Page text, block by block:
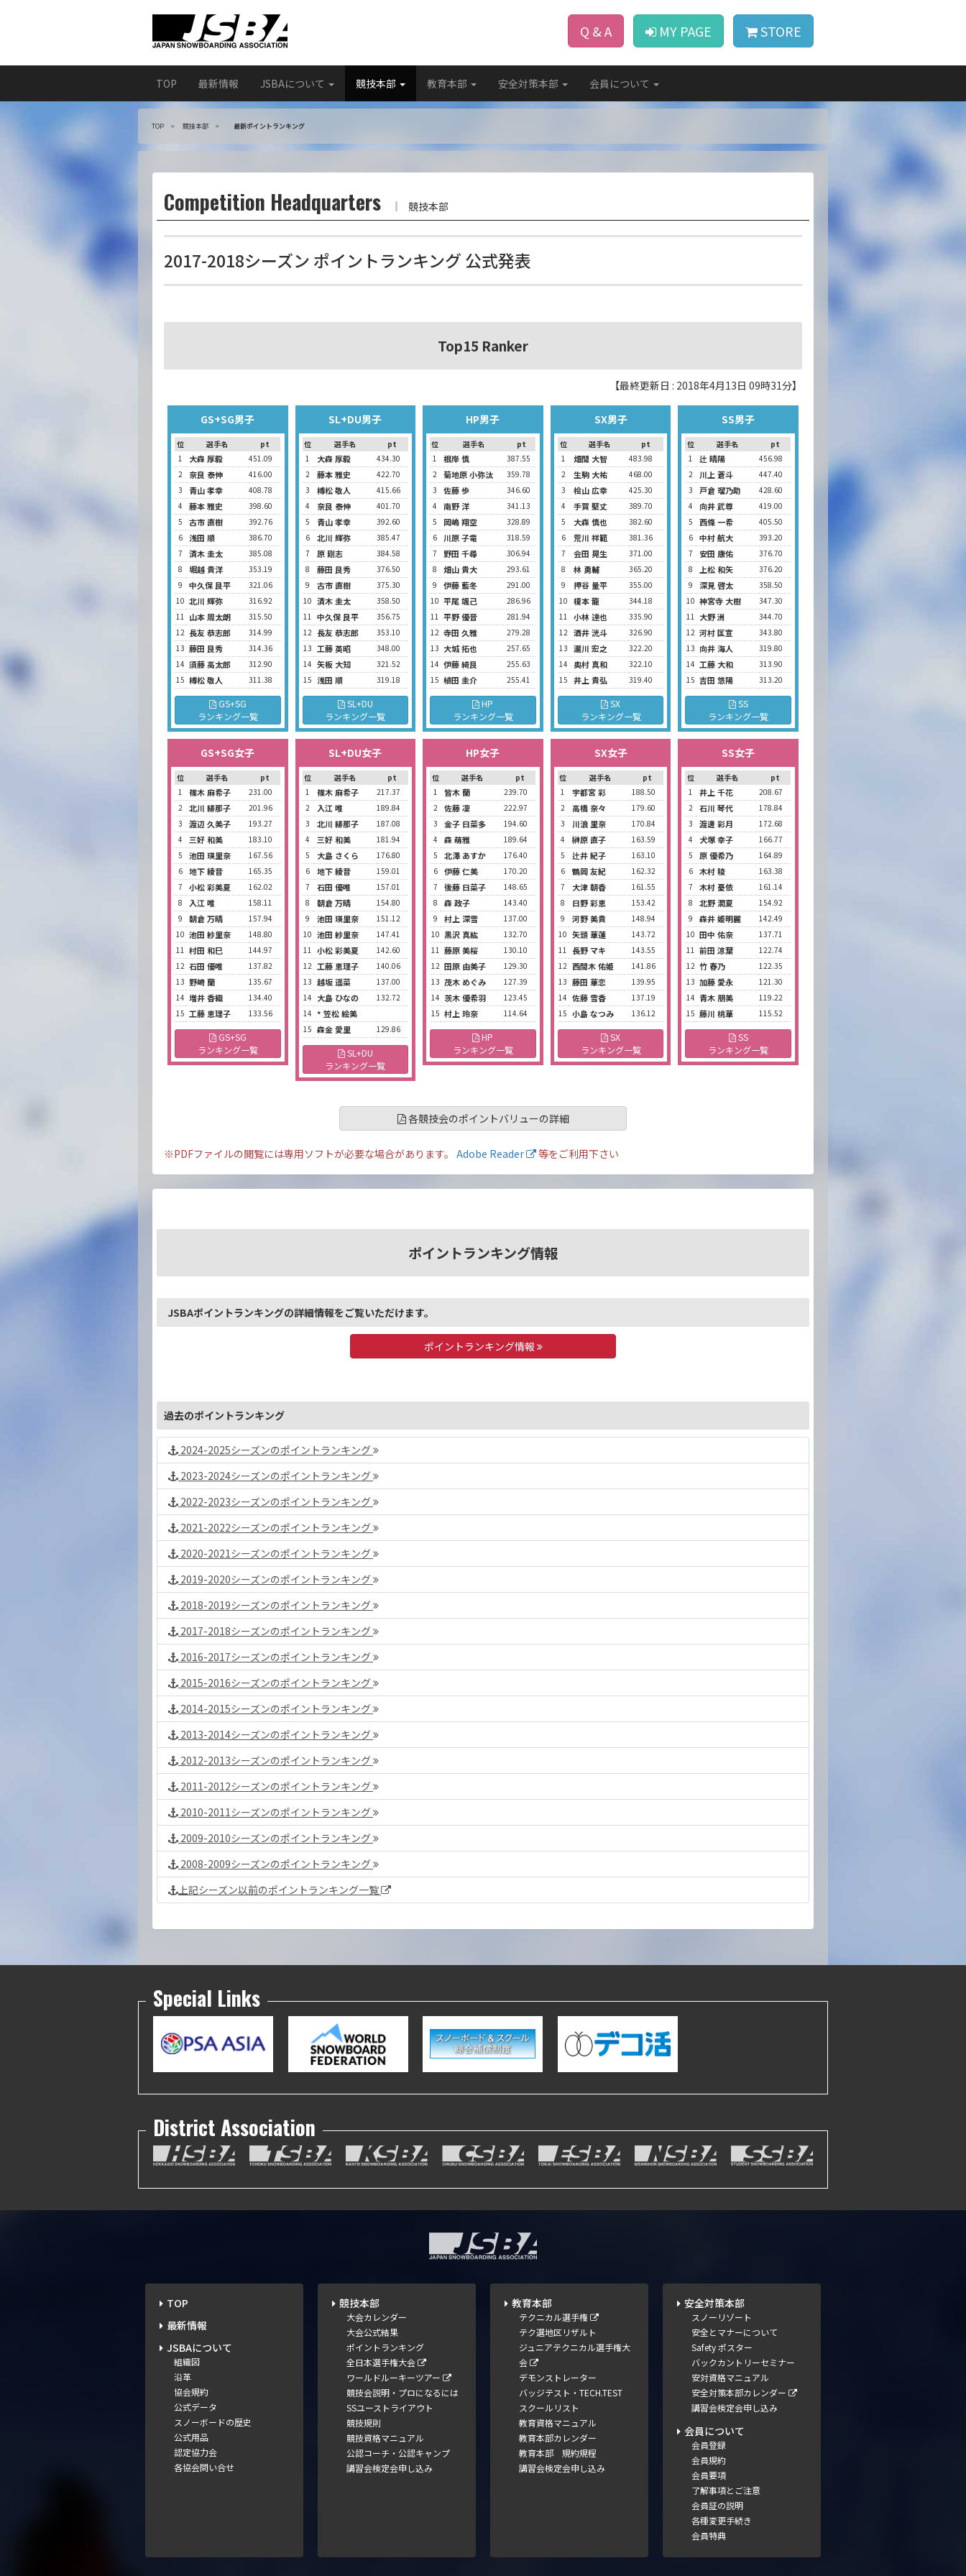
Q & A MY PAGE STORE
TOP 最新情報 JSBAについて 競技本部 教育本部 安全対策本部 会員について
TOP 競技本部 最新ポイントランキング
Competition Headquarters 競技本部
2017-2018シーズン ポイントランキング 公式発表
Top15 Ranker
【最終更新日 : 2018年4月13日 09時31分】
GS+SG男子
位 選手名
pt
1
大森 厚毅
451.09
2
奈良 泰伸
416.00
3
青山 孝幸
408.78
4
藤本 雅史
398.60
5
古市 直樹
392.76
6
浅田 順
386.70
7
済木 圭太
385.08
8
堀越 貴洋
353.19
9
中久保 良平
321.06
10 北川 輝弥
316.92
11 山本 周太朗
315.50
12 長友 恭志郎
314.99
13 藤田 良秀
314.36
14 須藤 高太郎
312.90
15 榑松 敬人 311.38
GS+SG
ランキング一覧
SL+DU男子
位 選手名
pt
1
大森 厚毅
434.30
2
藤本 雅史
422.70
3
榑松 敬人
415.66
4
奈良 泰伸
401.70
5
青山 孝幸
392.60
6
北川 輝弥
385.47
7
原 剛志
384.58
8
藤田 良秀
376.50
9
古市 直樹
375.30
10 済木 圭太
358.50
11 中久保 良平
356.75
12 長友 恭志郎
353.10
13 工藤 英昭
348.00
14 矢板 大知
321.52
15 浅田 順 319.18
SL+DU
ランキング一覧
HP男子
位 選手名
pt
1
根岸 慎
387.55
2
菊地原 小弥汰
359.78
3
佐藤 歩
346.60
4
南野 洋
341.13
5
岡嶋 翔空
328.89
6
川原 子竜
318.59
7
野田 千尋
306.94
8
畑山 貴大
293.61
9
伊藤 藍冬
291.00
10 平尾 颯己
286.96
11 平野 優音
281.94
12 寺田 久雅
279.28
13 大城 拓也
257.65
14 伊藤 綺良
255.63
15 植田 圭介 255.41
HP
ランキング一覧
SX男子
位 選手名
pt
1
畑間 大智
483.98
2
生駒 大祐
468.00
3
桧山 広幸
425.30
4
手賀 堅丈
389.70
5
大森 慎也
382.60
6
荒川 祥範
381.36
7
会田 晃生
371.00
8
林 勇輔
365.20
9
押谷 量平
355.00
10 榎本 龍
344.18
11 小林 達也
335.90
12 酒井 洸斗
326.90
13 瀧川 宏之
322.20
14
奥村 真和
322.10
15 井上 貴弘 319.40
SX
ランキング一覧
SS男子
位 選手名
pt
1
辻 晴陽
456.98
2
川上 蒼斗
447.40
3
戸倉 瑠乃助
428.60
4
向井 武尊
419.00
5
西條 一希
405.50
6
中村 航大
393.20
7
安田 康佑
376.70
8
上松 和矢
376.20
9
深見 啓太
358.50
10 神宮寺 大樹
347.30
11 大野 洲
344.70
12 河村 匡宣
343.80
13 向井 海人
319.80
14 工藤 大和
313.90
15 吉田 悠陽 313.20
SS
ランキング一覧
GS+SG女子
位 選手名
pt
1
篠木 麻希子
231.00
2
北川 緋那子
201.96
3
渡辺 久美子
193.27
4
三好 和美
183.10
5
池田 瑛里奈
167.56
6
地下 綾音
165.35
7
小松 彩美夏
162.02
8
入江 唯
158.11
9
朝倉 万晴
157.94
10 池田 紗里奈
148.80
11 村田 和巳
144.97
12 石田 優唯
137.82
13 野崎 蘭
135.67
14 増井 香織
134.40
15 工藤 恵理子 133.56
GS+SG
ランキング一覧
SL+DU女子
位 選手名
pt
1
篠木 麻希子
217.37
2
入江 唯
189.84
3
北川 緋那子
187.08
4
三好 和美
181.94
5
大島 さくら
176.80
6
地下 綾音
159.01
7
石田 優唯
157.01
8
朝倉 万晴
154.80
9
池田 瑛里奈
151.12
10 池田 紗里奈
147.41
11 小松 彩美夏
142.60
12 工藤 恵理子
140.06
13 越坂 遥菜
137.00
14 大島 ひなの
132.72
14 * 笠松 絵美
15 森金 愛里 129.86
SL+DU
ランキング一覧
HP女子
位 選手名
pt
1
皆木 蘭
239.70
2
佐藤 凜
222.97
3
金子 日菜多
194.60
4
森 萌雅
189.64
5
北澤 あすか
176.40
6
伊藤 仁美
170.20
7
後藤 日菜子
148.65
8
森 政子
143.40
9
村上 深雪
137.00
10 黒沢 真紘
132.70
11 藤原 美桜
130.10
12 田原 由美子
129.30
13 茂木 めぐみ
127.39
14 茨木 優希羽
123.45
15 村上 玲奈 114.64
HP
ランキング一覧
SX女子
位 選手名
pt
1
宇都宮 彩
188.50
2
高橋 奈々
179.60
3
川浪 里奈
170.84
4
榊原 直子
163.59
5
辻井 紀子
163.10
6
鶴岡 友紀
162.32
7
大津 朝香
161.55
8
日野 彩恵
153.42
9
河野 美貴
148.94
10 矢頭 華蓮
143.72
11 長野 マキ
143.55
12 西間木 佑姫
141.86
13 藤田 華恋
139.95
14 佐藤 雪香
137.19
15 小島 なつみ 136.12
SX
ランキング一覧
SS女子
位 選手名
pt
1
井上 千花
208.67
2
石川 琴代
178.84
3
渡邊 彩月
172.68
4
犬塚 幸子
166.77
5
原 優希乃
164.89
6
木村 稜
163.38
7
木村 憂依
161.14
8
北野 潤夏
154.92
9
森井 姫明麗
142.49
10 田中 佑奈
137.71
11 前田 涼葉
122.74
12 竹 春乃
122.35
13 加藤 愛永
121.30
14 青木 朋美
119.22
15 藤川 桃華 115.52
SS
ランキング一覧
各競技会のポイントバリューの詳細
※PDFファイルの閲覧には専用ソフトが必要な場合があります。 Adobe Reader 等をご利用下さい
ポイントランキング情報
JSBAポイントランキングの詳細情報をご覧いただけます。
ポイントランキング情報
過去のポイントランキング
2024-2025シーズンのポイントランキング
2023-2024シーズンのポイントランキング
2022-2023シーズンのポイントランキング
2021-2022シーズンのポイントランキング
2020-2021シーズンのポイントランキング
2019-2020シーズンのポイントランキング
2018-2019シーズンのポイントランキング
2017-2018シーズンのポイントランキング
2016-2017シーズンのポイントランキング
2015-2016シーズンのポイントランキング
2014-2015シーズンのポイントランキング
2013-2014シーズンのポイントランキング
2012-2013シーズンのポイントランキング
2011-2012シーズンのポイントランキング
2010-2011シーズンのポイントランキング
2009-2010シーズンのポイントランキング
2008-2009シーズンのポイントランキング
上記シーズン以前のポイントランキング一覧
Special Links
District Association
TOP
最新情報
JSBAについて
組織図
沿革
協会規約
公式データ
スノーボードの歴史
公式用品
認定協力会
各協会問い合せ
競技本部
大会カレンダー
大会公式結果
ポイントランキング
全日本選手権大会
ワールドルーキーツアー
競技会説明・プロになるには
SSユーストライアウト
競技規則
競技資格マニュアル
公認コーチ・公認キャンプ
講習会検定会申し込み
教育本部
テクニカル選手権
テク選地区リザルト
ジュニアテクニカル選手権大
会
デモンストレーター
バッジテスト・TECH.TEST
スクールリスト
教育資格マニュアル
教育本部カレンダー
教育本部 規約規程
講習会検定会申し込み
安全対策本部
スノーリゾート
安全とマナーについて
Safety ポスター
バックカントリーセミナー
安対資格マニュアル
安全対策本部カレンダー
講習会検定会申し込み
会員について
会員登録
会員規約
会員要項
了解事項とご注意
会員証の説明
各種変更手続き
会員特典